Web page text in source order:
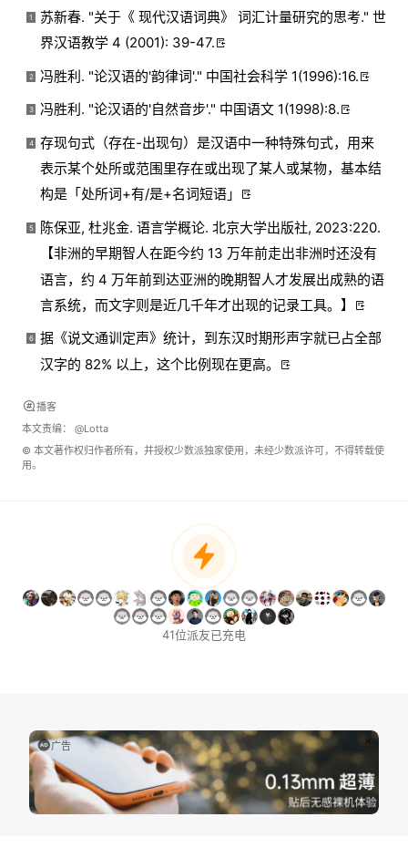
1
苏新春. "关于《 现代汉语词典》 词汇计量研究的思考." 世
界汉语教学 4 (2001): 39-47.
2 冯胜利. "论汉语的'韵律词'." 中国社会科学 1(1996):16.
3 冯胜利. "论汉语的'自然音步'." 中国语文 1(1998):8.
4
存现句式（存在-出现句）是汉语中一种特殊句式，用来
表示某个处所或范围里存在或出现了某人或某物，基本结
构是「处所词+有/是+名词短语」
5
陈保亚, 杜兆金. 语言学概论. 北京大学出版社, 2023:220.
【非洲的早期智人在距今约 13 万年前走出非洲时还没有
语言，约 4 万年前到达亚洲的晚期智人才发展出成熟的语
言系统，而文字则是近几千年才出现的记录工具。】
6
据《说文通训定声》统计，到东汉时期形声字就已占全部
汉字的 82% 以上，这个比例现在更高。
播客
本文责编： @Lotta
© 本文著作权归作者所有，并授权少数派独家使用，未经少数派许可，不得转载使
用。
41位派友已充电
广告